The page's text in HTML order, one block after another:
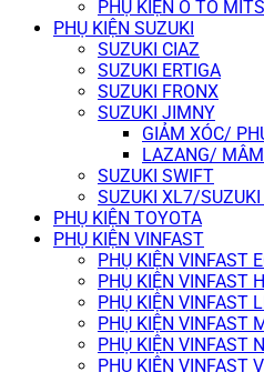
PHỤ KIỆN Ô TÔ
PHỤ KIỆN SUZUKI
SUZUKI CIAZ
SUZUKI ERTIGA
SUZUKI FRONX
SUZUKI JIMNY
GIẢM XÓC/
LAZANG/
SUZUKI SWIFT
SUZUKI XL7/
PHỤ KIỆN TOYOTA
PHỤ KIỆN VINFAST
PHỤ KIỆN VINFAST
PHỤ KIỆN VINFAST
PHỤ KIỆN VINFAST
PHỤ KIỆN VINFAST
PHỤ KIỆN VINFAST
PHỤ KIỆN VINFAST